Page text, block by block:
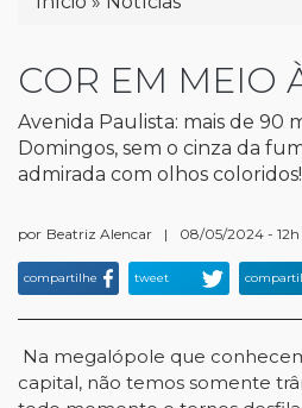
navegação
COR EM MEIO
Avenida Paulista: mais de 90
Domingos, sem o cinza da
admirada com olhos coloridos!
por Beatriz Alencar | 08/05/2024 - 12h
compartilhe tweet
Na megalópole que
capital, não temos somente